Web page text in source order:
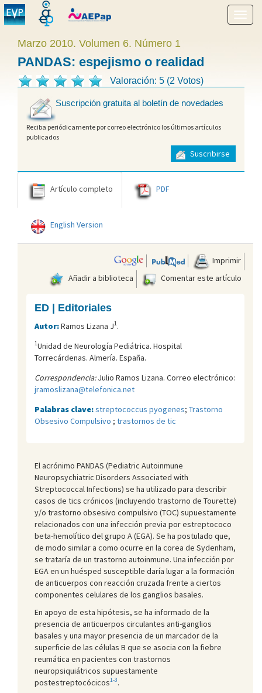
menú
Marzo 2010. Volumen 6. Número 1
PANDAS: espejismo o realidad
Valoración: 5 (2 Votos)
Suscripción gratuita al boletín de novedades
Reciba periódicamente por correo electrónico los últimos artículos
publicados
Suscribirse
Artículo completo PDF
English Version
Imprimir
Añadir a biblioteca
Comentar este artículo
ED | Editoriales
Autor:Ramos Lizana J1.
1Unidad de Neurología Pediátrica. Hospital
Torrecárdenas. Almería. España.
Correspondencia:Julio Ramos Lizana. Correo electrónico:
jramoslizana@telefonica.net
Palabras clave:streptococcus pyogenes; Trastorno
Obsesivo Compulsivo ; trastornos de tic
El acrónimo PANDAS (Pediatric Autoinmune
Neuropsychiatric Disorders Associated with
Streptococcal Infections) se ha utilizado para describir
casos de tics crónicos (incluyendo trastorno de Tourette)
y/o trastorno obsesivo compulsivo (TOC) supuestamente
relacionados con una infección previa por estreptococo
beta-hemolítico del grupo A (EGA). Se ha postulado que,
de modo similar a como ocurre en la corea de Sydenham,
se trataría de un trastorno autoinmune. Una infección por
EGA en un huésped susceptible daría lugar a la formación
de anticuerpos con reacción cruzada frente a ciertos
componentes celulares de los ganglios basales.
En apoyo de esta hipótesis, se ha informado de la
presencia de anticuerpos circulantes anti-ganglios
basales y una mayor presencia de un marcador de la
superficie de las células B que se asocia con la fiebre
reumática en pacientes con trastornos
neuropsiquiátricos supuestamente
postestreptocócicos1-3.